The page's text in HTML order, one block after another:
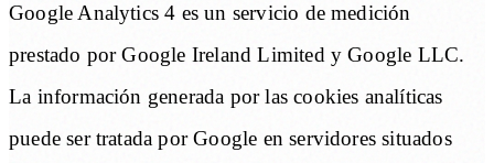
Google Analytics 4 es un servicio de medición
prestado por Google Ireland Limited y Google LLC.
La información generada por las cookies analíticas
puede ser tratada por Google en servidores situados